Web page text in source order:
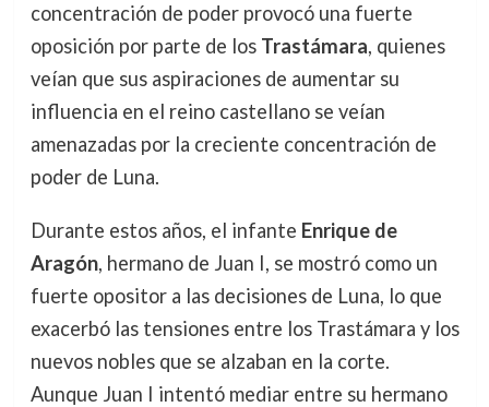
concentración de poder provocó una fuerte
oposición por parte de los Trastámara, quienes
veían que sus aspiraciones de aumentar su
influencia en el reino castellano se veían
amenazadas por la creciente concentración de
poder de Luna.
Durante estos años, el infante Enrique de
Aragón, hermano de Juan I, se mostró como un
fuerte opositor a las decisiones de Luna, lo que
exacerbó las tensiones entre los Trastámara y los
nuevos nobles que se alzaban en la corte.
Aunque Juan I intentó mediar entre su hermano